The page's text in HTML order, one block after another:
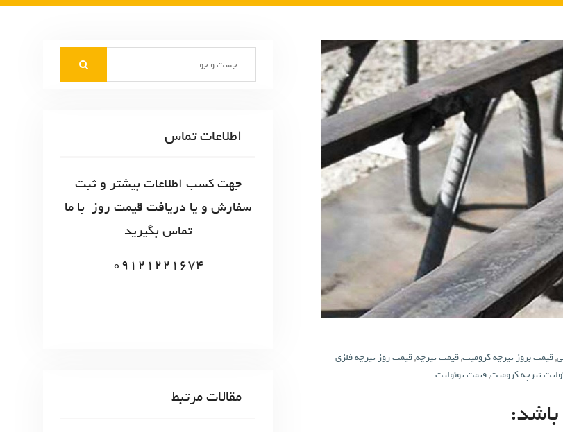
,قیمت بروز تیرچه کرومیت,قیمت تیرچه,قیمت روز تیرچه فلزی
تیرچه کرومیت,قیمت یونولیت
اطلاعات تماس
جهت کسب اطلاعات بیشتر و ثبت
سفارش و یا دریافت قیمت روز با ما
تماس بگیرید
09121221674
مقالات مرتبط